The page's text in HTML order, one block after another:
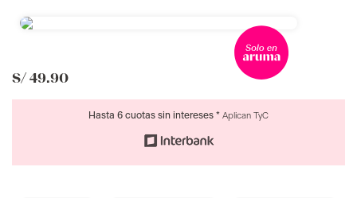
S/ 49.90
Hasta 6 cuotas sin intereses * Aplican TyC